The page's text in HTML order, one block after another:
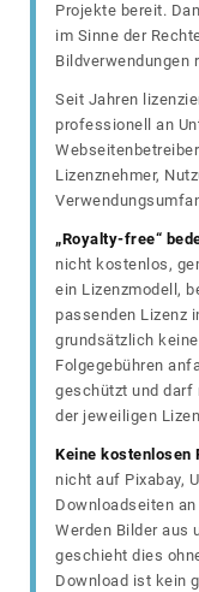
Projekte bereit.
im Sinne der
Bildverwendungen
Seit Jahren
professionell an
Lizenznehmer,
„Royalty-free“
nicht kostenlos,
ein Lizenzmodell,
passenden Lizenz
grundsätzlich
Folgegebühren
geschützt und darf
der jeweiligen
Keine kostenlosen
nicht auf Pixabay,
Downloadseiten
Werden Bilder aus
geschieht dies
Download ist kein